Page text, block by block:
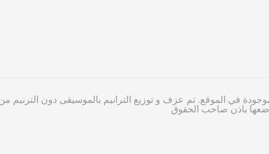
في الموقع. تم عزف و توزيع الترانيم بالموسيقى دون
باذن صاحب الحقوق